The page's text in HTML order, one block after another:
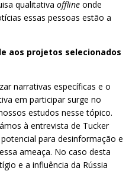
qualitativa offline onde
essas pessoas estão a
aos projetos selecionados
narrativas específicas e o
em participar surge no
estudos nesse tópico.
à entrevista de Tucker
para desinformação e
ameaça. No caso desta
e a influência da Rússia